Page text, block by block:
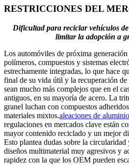
RESTRICCIONES DEL
Dificultad para reciclar vehículos
limitar la adopción a
Los automóviles de próxima
polímeros, compuestos y sistemas
estrechamente integradas, lo que hace
final de su vida útil y la recuperación de
sean mucho más complejos que en el
antiguos, en su mayoría de acero. La
granel luchan con compuestos
materiales mixtos.aleaciones de aluminio
regulaciones en mercados clave están
mayor contenido reciclado y un mejor
Esto plantea dudas sobre la
diseños multimaterial muy agresivos y
rapidez con la que los OEM pueden